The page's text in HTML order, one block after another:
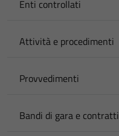
Enti controllati
Attività e procedimenti
Provvedimenti
Bandi di gara e contratti